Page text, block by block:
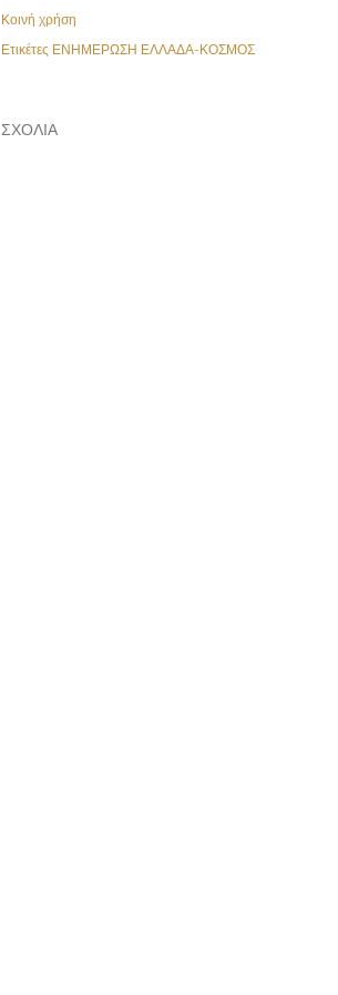
Κοινή χρήση
Ετικέτες ΕΝΗΜΕΡΩΣΗ ΕΛΛΑΔΑ-ΚΟΣΜΟΣ
ΣΧΌΛΙΑ